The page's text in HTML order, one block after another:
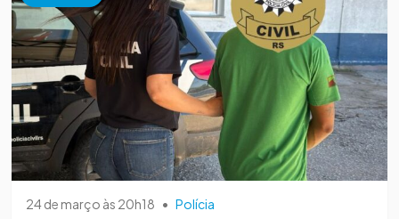
24 de março às 20h18 • Polícia